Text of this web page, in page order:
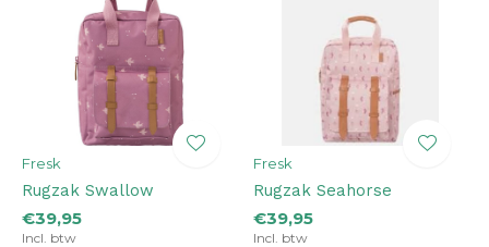
Fresk
Rugzak Swallow
€39,95
Incl. btw
Fresk
Rugzak Seahorse
€39,95
Incl. btw